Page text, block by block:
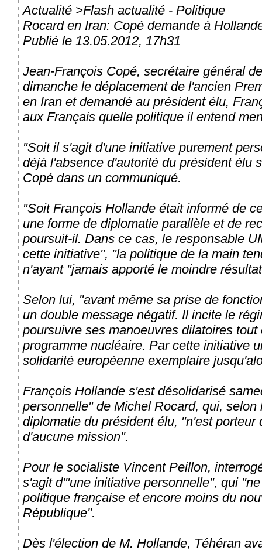
Actualité >Flash actualité - Politique
Rocard en Iran: Copé demande à
Publié le 13.05.2012, 17h31
Jean-François Copé, secrétaire général
dimanche le déplacement de l'ancien
en Iran et demandé au président élu,
aux Français quelle politique il entend
"Soit il s'agit d'une initiative purement
déjà l'absence d'autorité du président élu
Copé dans un communiqué.
"Soit François Hollande était informé de
une forme de diplomatie parallèle et de
poursuit-il. Dans ce cas, le responsable
cette initiative", "la politique de la main
n'ayant "jamais apporté le moindre
Selon lui, "avant même sa prise de
un double message négatif. Il incite le
poursuivre ses manoeuvres dilatoires
programme nucléaire. Par cette initiative
solidarité européenne exemplaire
François Hollande s'est désolidarisé
personnelle" de Michel Rocard, qui,
diplomatie du président élu, "n'est
d'aucune mission".
Pour le socialiste Vincent Peillon,
s'agit d'"une initiative personnelle", qui
politique française et encore moins du
République".
Dès l'élection de M. Hollande, Téhéran